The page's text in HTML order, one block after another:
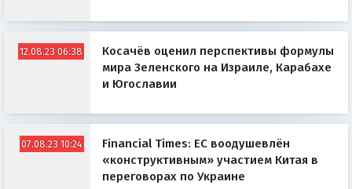
12.08.23 06:38
Косачёв оценил перспективы формулы
мира Зеленского на Израиле, Карабахе
и Югославии
07.08.23 10:24
Financial Times: ЕС воодушевлён
«конструктивным» участием Китая в
переговорах по Украине